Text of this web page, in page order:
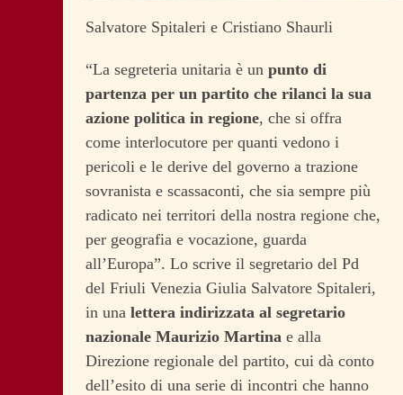
Salvatore Spitaleri e Cristiano Shaurli
“La segreteria unitaria è un punto di
partenza per un partito che rilanci la sua
azione politica in regione, che si offra
come interlocutore per quanti vedono i
pericoli e le derive del governo a trazione
sovranista e scassaconti, che sia sempre più
radicato nei territori della nostra regione che,
per geografia e vocazione, guarda
all’Europa”. Lo scrive il segretario del Pd
del Friuli Venezia Giulia Salvatore Spitaleri,
in una lettera indirizzata al segretario
nazionale Maurizio Martina e alla
Direzione regionale del partito, cui dà conto
dell’esito di una serie di incontri che hanno